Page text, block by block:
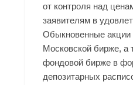
от контроля над
заявителям в
Обыкновенные
Московской бирже, а
фондовой бирже в
депозитарных